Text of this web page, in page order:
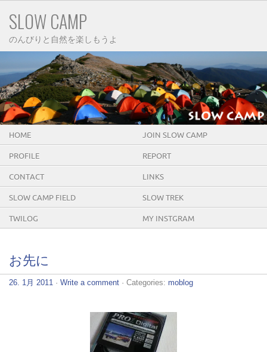
SLOW CAMP
のんびりと自然を楽しもうよ
HOME JOIN SLOW CAMP
PROFILE REPORT
CONTACT LINKS
SLOW CAMP FIELD SLOW TREK
TWILOG MY INSTGRAM
お先に
26. 1月 2011 · Write a comment · Categories: moblog